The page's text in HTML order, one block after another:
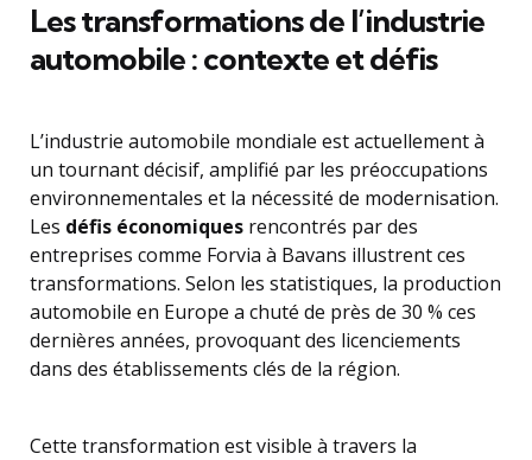
Les transformations de l’industrie
automobile : contexte et défis
L’industrie automobile mondiale est actuellement à
un tournant décisif, amplifié par les préoccupations
environnementales et la nécessité de modernisation.
Les défis économiques rencontrés par des
entreprises comme Forvia à Bavans illustrent ces
transformations. Selon les statistiques, la production
automobile en Europe a chuté de près de 30 % ces
dernières années, provoquant des licenciements
dans des établissements clés de la région.
Cette transformation est visible à travers la